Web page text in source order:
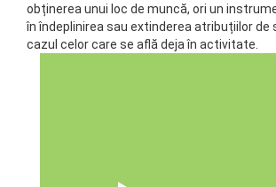
obținerea unui loc de muncă, ori un
în îndeplinirea sau extinderea atribuțiilor de
cazul celor care se află deja în activitate.